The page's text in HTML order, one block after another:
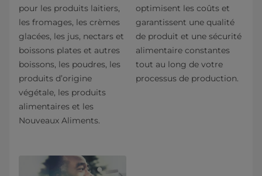
pour les produits laitiers,
les fromages, les crèmes
glacées, les jus, nectars et
boissons plates et autres
boissons, les poudres, les
produits d’origine
végétale, les produits
alimentaires et les
Nouveaux Aliments.
optimisent les coûts et
garantissent une qualité
de produit et une sécurité
alimentaire constantes
tout au long de votre
processus de production.